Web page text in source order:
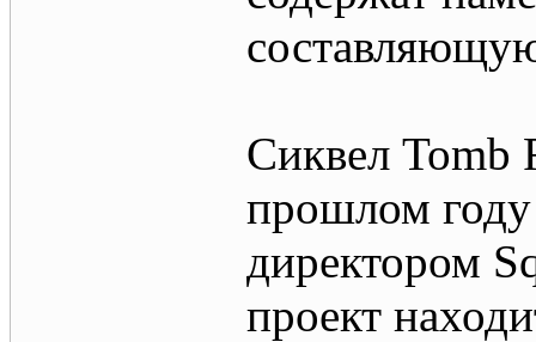
Сиквел Tomb
прошлом
директором
проект